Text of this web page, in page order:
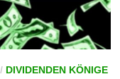
DIVIDENDEN KÖNIGE